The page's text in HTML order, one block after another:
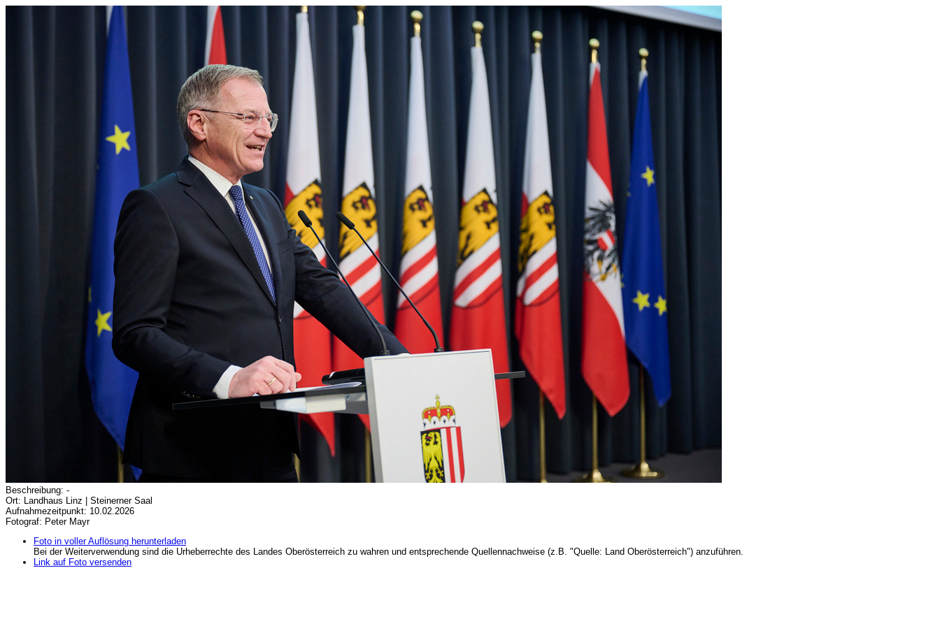
Beschreibung: -
Ort: Landhaus Linz | Steinerner Saal
Aufnahmezeitpunkt: 10.02.2026
Fotograf: Peter Mayr
Foto in voller Auflösung herunterladen
Bei der Weiterverwendung sind die Urheberrechte des Landes Oberösterreich zu wahren und entsprechende Quellennachweise (z.B. "Quelle: Land Oberösterreich") anzuführen.
Link auf Foto versenden